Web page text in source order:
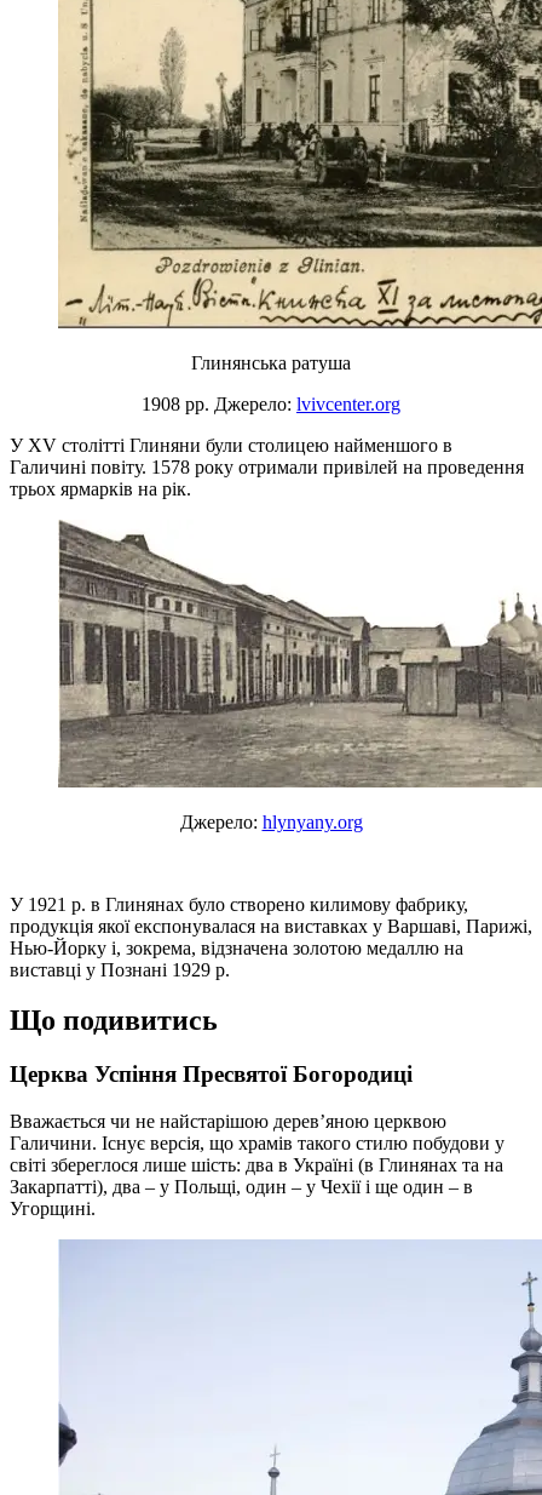
Глинянська ратуша
1908 рр. Джерело: lvivcenter.org
У XV столітті Глиняни були столицею найменшого в
Галичині повіту. 1578 року отримали привілей на проведення
трьох ярмарків на рік.
Джерело: hlynyany.org
У 1921 р. в Глинянах було створено килимову фабрику,
продукція якої експонувалася на виставках у Варшаві, Парижі,
Нью-Йорку і, зокрема, відзначена золотою медаллю на
виставці у Познані 1929 р.
Що подивитись
Церква Успіння Пресвятої Богородиці
Вважається чи не найстарішою дерев’яною церквою
Галичини. Існує версія, що храмів такого стилю побудови у
світі збереглося лише шість: два в Україні (в Глинянах та на
Закарпатті), два – у Польщі, один – у Чехії і ще один – в
Угорщині.